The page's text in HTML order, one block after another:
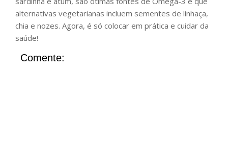
alternativas vegetarianas incluem sementes de linhaça,
chia e nozes. Agora, é só colocar em prática e cuidar da
saúde!
Comente: